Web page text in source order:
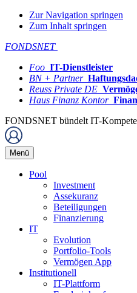
Zur Navigation springen
Zum Inhalt springen
FONDSNET
Foo IT-Dienstleister
BN + Partner
Reuss Private DE
Haus Finanz Kontor
FONDSNET bündelt IT-
Menü
Pool
Investment
Assekuranz
Beteiligungen
Finanzierung
IT
Evolution
Portfolio-Tools
Vermögen App
Institutionell
IT-Plattform